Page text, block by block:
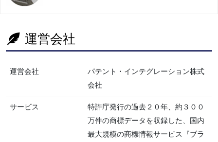
運営会社
運営会社
パテント・インテグレーション株式
会社
サービス
特許庁発行の過去２０年、約３００
万件の商標データを収録した、国内
最大規模の商標情報サービス『ブラ